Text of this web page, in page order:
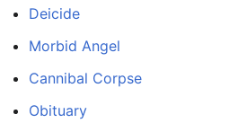
Deicide
Morbid Angel
Cannibal Corpse
Obituary